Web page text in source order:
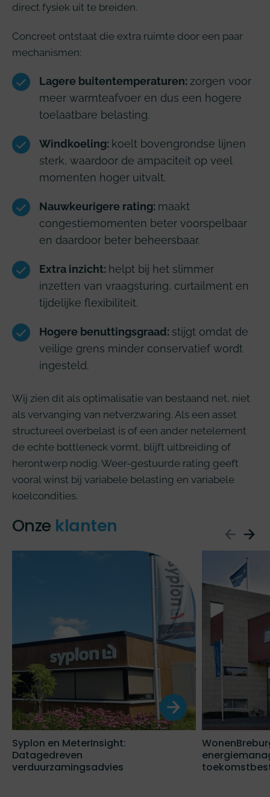
direct fysiek uit te breiden.
Concreet ontstaat die extra ruimte door een paar
mechanismen:
Lagere buitentemperaturen: zorgen voor
meer warmteafvoer en dus een hogere
toelaatbare belasting.
Windkoeling: koelt bovengrondse lijnen
sterk, waardoor de ampaciteit op veel
momenten hoger uitvalt.
Nauwkeurigere rating: maakt
congestiemomenten beter voorspelbaar
en daardoor beter beheersbaar.
Extra inzicht: helpt bij het slimmer
inzetten van vraagsturing, curtailment en
tijdelijke flexibiliteit.
Hogere benuttingsgraad: stijgt omdat de
veilige grens minder conservatief wordt
ingesteld.
Wij zien dit als optimalisatie van bestaand net, niet
als vervanging van netverzwaring. Als een asset
structureel overbelast is of een ander netelement
de echte bottleneck vormt, blijft uitbreiding of
herontwerp nodig. Weer-gestuurde rating geeft
vooral winst bij variabele belasting en variabele
koelcondities.
Onze klanten
Syplon en MeterInsight:
Datagedreven
verduurzamingsadvies